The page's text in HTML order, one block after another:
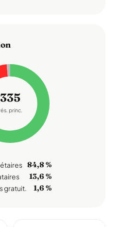
335
princ.
84,8 %
13,6 %
gratuit. 1,6 %